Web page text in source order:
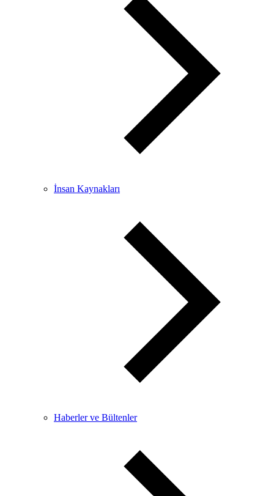
İnsan Kaynakları
Haberler ve Bültenler